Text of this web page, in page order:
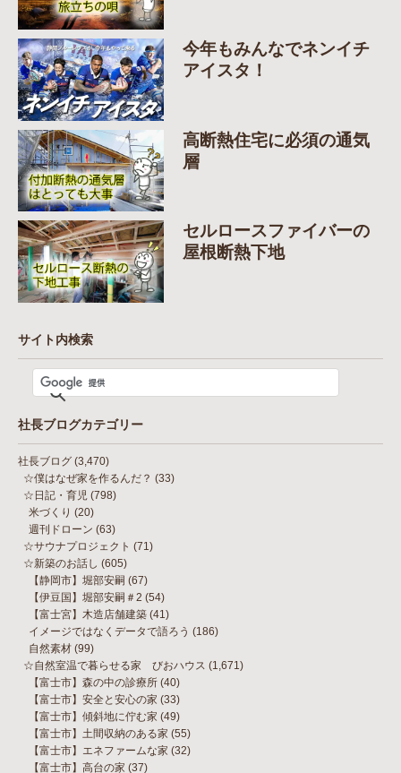
今年もみんなでネンイチ
アイスタ！
高断熱住宅に必須の通気
層
セルロースファイバーの
屋根断熱下地
サイト内検索
社長ブログカテゴリー
社長ブログ (3,470)
☆僕はなぜ家を作るんだ？ (33)
☆日記・育児 (798)
米づくり (20)
週刊ドローン (63)
☆サウナプロジェクト (71)
☆新築のお話し (605)
【静岡市】堀部安嗣 (67)
【伊豆国】堀部安嗣＃2 (54)
【富士宮】木造店舗建築 (41)
イメージではなくデータで語ろう (186)
自然素材 (99)
☆自然室温で暮らせる家 びおハウス (1,671)
【富士市】森の中の診療所 (40)
【富士市】安全と安心の家 (33)
【富士市】傾斜地に佇む家 (49)
【富士市】土間収納のある家 (55)
【富士市】エネファームな家 (32)
【富士市】高台の家 (37)